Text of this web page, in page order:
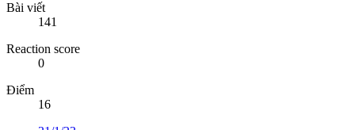
Bài viết
141
Reaction score
0
Điểm
16